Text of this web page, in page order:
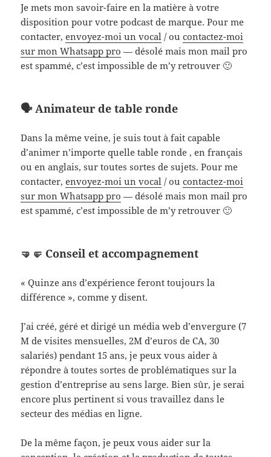
Je mets mon savoir-faire en la matière à votre
disposition pour votre podcast de marque. Pour me
contacter,envoyez-moi un vocal / oucontactez-moi
sur mon Whatsapp pro — désolé mais mon mail pro
est spammé, c’est impossible de m’y retrouver 🙂
🗣️ Animateur de table ronde
Dans la même veine, je suis tout à fait capable
d’animer n’importe quelle table ronde , en français
ou en anglais, sur toutes sortes de sujets. Pour me
contacter,envoyez-moi un vocal / oucontactez-moi
sur mon Whatsapp pro — désolé mais mon mail pro
est spammé, c’est impossible de m’y retrouver 🙂
🤜🤛 Conseil et accompagnement
« Quinze ans d’expérience feront toujours la
différence », comme y disent.
J’ai créé, géré et dirigé un média web d’envergure (7
M de visites mensuelles, 2M d’euros de CA, 30
salariés) pendant 15 ans, je peux vous aider à
répondre à toutes sortes de problématiques sur la
gestion d’entreprise au sens large. Bien sûr, je serai
encore plus pertinent si vous travaillez dans le
secteur des médias en ligne.
De la même façon, je peux vous aider sur la